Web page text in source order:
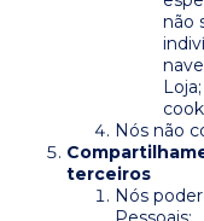
não
Nós não
terceiros
Nós